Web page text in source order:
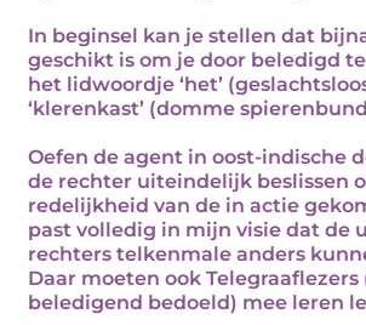
In beginsel kan je stellen dat
geschikt is om je door beledigd
het lidwoordje ‘het’
‘klerenkast’ (domme
Oefen de agent in oost-indische
de rechter uiteindelijk beslissen
redelijkheid van de in actie
past volledig in mijn visie dat de
rechters telkenmale anders
Daar moeten ook Telegraaflezers
beledigend bedoeld) mee leren